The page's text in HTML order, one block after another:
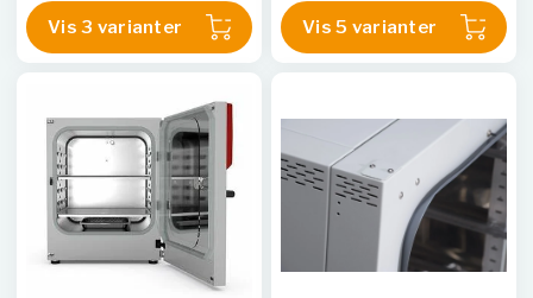
Vis 3 varianter Vis 5 varianter